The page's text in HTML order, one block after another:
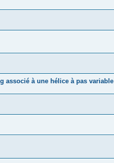
associé à une hélice à pas variable